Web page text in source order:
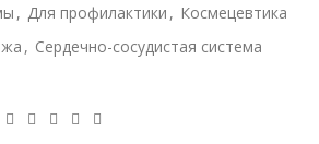
, Для профилактики , Космецевтика
, Сердечно-сосудистая система